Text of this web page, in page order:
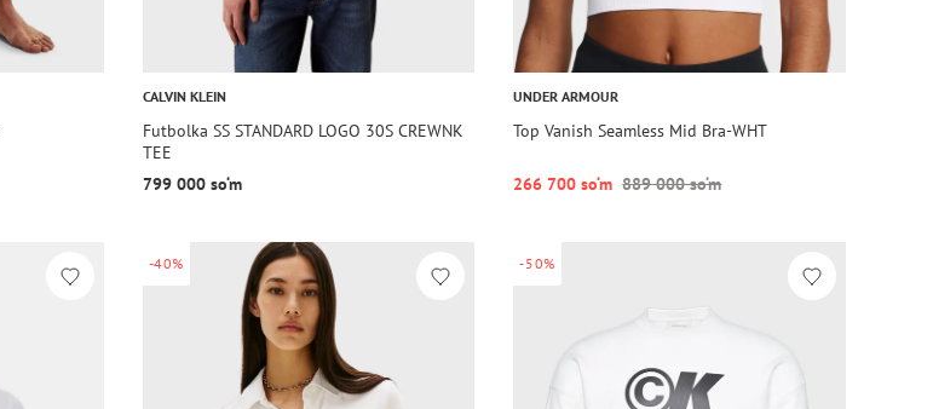
CALVIN KLEIN
Futbolka SS STANDARD LOGO 30S CREWNK
TEE
799 000 so‘m
UNDER ARMOUR
Top Vanish Seamless Mid Bra-WHT
266 700 so‘m 889 000 so‘m
-40% -50%